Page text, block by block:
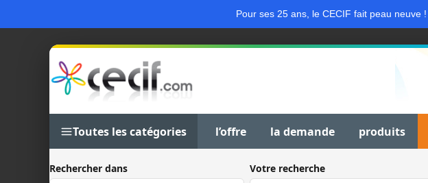
Pour ses 25 ans, le CECIF fait peau neuve !
Toutes les catégories l’offre la demande produits
Rechercher dans Votre recherche